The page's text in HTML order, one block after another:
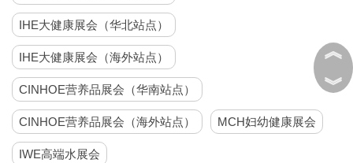
IHE大健康展会（华北站点）
IHE大健康展会（海外站点）
CINHOE营养品展会（华南站点）
CINHOE营养品展会（海外站点） MCH妇幼健康展会
IWE高端水展会
︽
︾